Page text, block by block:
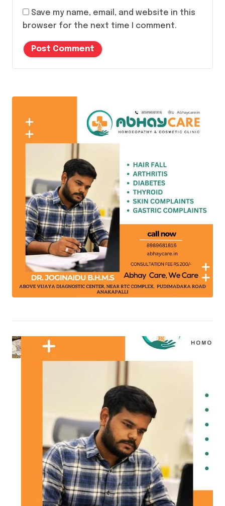
Save my name, email, and website in this
browser for the next time I comment.